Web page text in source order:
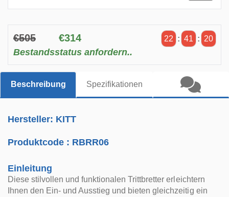
€505 €314 22 : 41 : 20
Bestandsstatus anfordern..
Beschreibung Spezifikationen
Hersteller: KITT
Produktcode : RBRR06
Einleitung
Diese stilvollen und funktionalen Trittbretter erleichtern
Ihnen den Ein- und Ausstieg und bieten gleichzeitig ein